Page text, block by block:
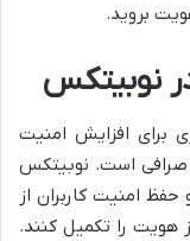
بروید.
نوبیتکس
برای افزایش امنیت
صرافی است. نوبیتکس
امنیت کاربران از
هویت را تکمیل کنند.